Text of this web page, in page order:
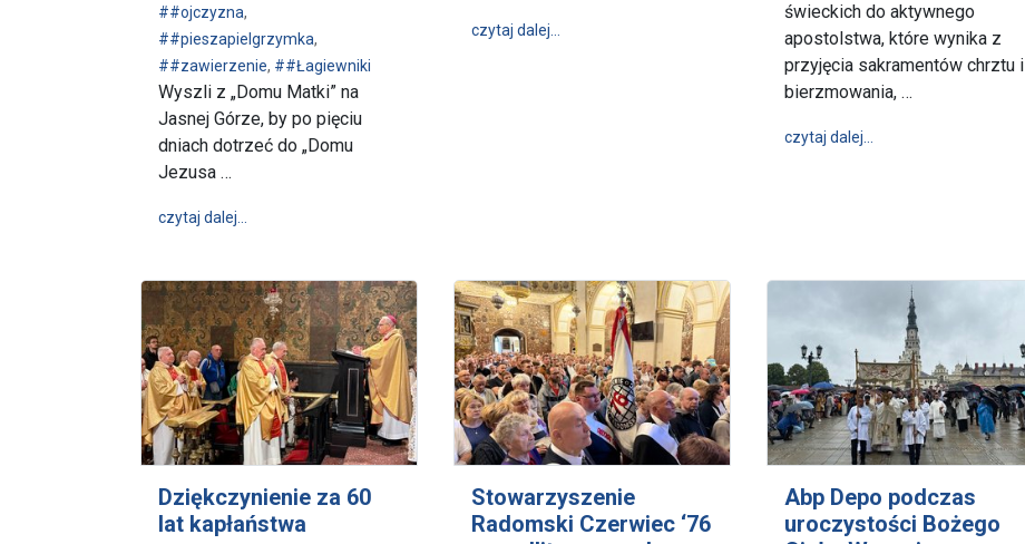
##ojczyzna,
##pieszapielgrzymka,
##zawierzenie, ##Łagiewniki
Wyszli z „Domu Matki” na
Jasnej Górze, by po pięciu
dniach dotrzeć do „Domu
Jezusa …
czytaj dalej…
czytaj dalej… wpis Grekokatolicy u Maryi Jasnogórskiej
świeckich do aktywnego
apostolstwa, które wynika z
przyjęcia sakramentów chrztu i
bierzmowania, …
czytaj dalej…
Dziękczynienie za 60
lat kapłaństwa
Stowarzyszenie
Radomski Czerwiec ‘76
Abp Depo podczas
uroczystości Bożego